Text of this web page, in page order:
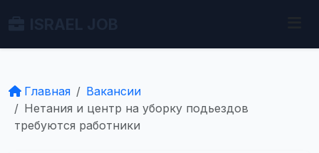
Главная
Вакансии
Нетания и центр на уборку подьездов
требуются работники